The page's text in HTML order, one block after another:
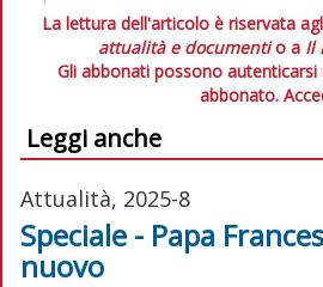
La lettura dell'articolo è riservata
attualità e documentio a Il
Gli abbonati possono
abbonato.
Leggi anche
Attualità, 2025-8
Speciale - Papa
nuovo